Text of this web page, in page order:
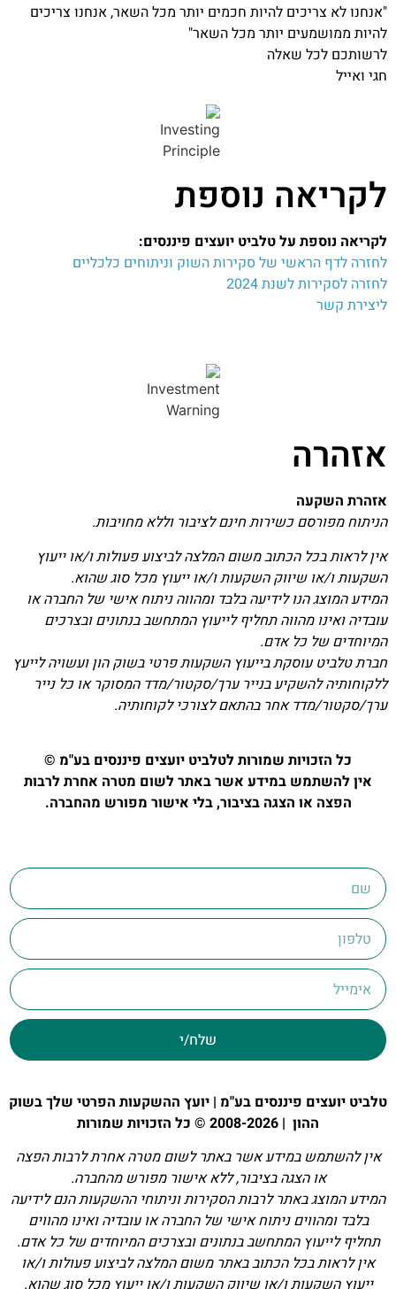
"אנחנו לא צריכים להיות חכמים יותר מכל השאר, אנחנו צריכים
להיות ממושמעים יותר מכל השאר"
לרשותכם לכל שאלה
חגי ואייל
לקריאה נוספת
לקריאה נוספת על טלביט יועצים פיננסים:
לחזרה לדף הראשי של סקירות השוק וניתוחים כלכליים
לחזרה לסקירות לשנת 2024
ליצירת קשר
אזהרה
אזהרת השקעה
הניתוח מפורסם כשירות חינם לציבור וללא מחויבות.
אין לראות בכל הכתוב משום המלצה לביצוע פעולות ו/או ייעוץ
השקעות ו/או שיווק השקעות ו/או ייעוץ מכל סוג שהוא.
המידע המוצג הנו לידיעה בלבד ומהווה ניתוח אישי של החברה או
עובדיה ואינו מהווה תחליף לייעוץ המתחשב בנתונים ובצרכים
המיוחדים של כל אדם.
חברת טלביט עוסקת בייעוץ השקעות פרטי בשוק הון ועשויה לייעץ
ללקוחותיה להשקיע בנייר ערך/סקטור/מדד המסוקר או כל נייר
ערך/סקטור/מדד אחר בהתאם לצורכי לקוחותיה.
כל הזכויות שמורות לטלביט יועצים פיננסים בע"מ ©
אין להשתמש במידע אשר באתר לשום מטרה אחרת לרבות
הפצה או הצגה בציבור, בלי אישור מפורש מהחברה.
שלח/י
טלביט יועצים פיננסים בע"מ | יועץ ההשקעות הפרטי שלך בשוק
ההון | 2008-2026 © כל הזכויות שמורות
אין להשתמש במידע אשר באתר לשום מטרה אחרת לרבות הפצה
או הצגה בציבור, ללא אישור מפורש מהחברה.
המידע המוצג באתר לרבות הסקירות וניתוחי ההשקעות הנם לידיעה
בלבד ומהווים ניתוח אישי של החברה או עובדיה ואינו מהווים
תחליף לייעוץ המתחשב בנתונים ובצרכים המיוחדים של כל אדם.
אין לראות בכל הכתוב באתר משום המלצה לביצוע פעולות ו/או